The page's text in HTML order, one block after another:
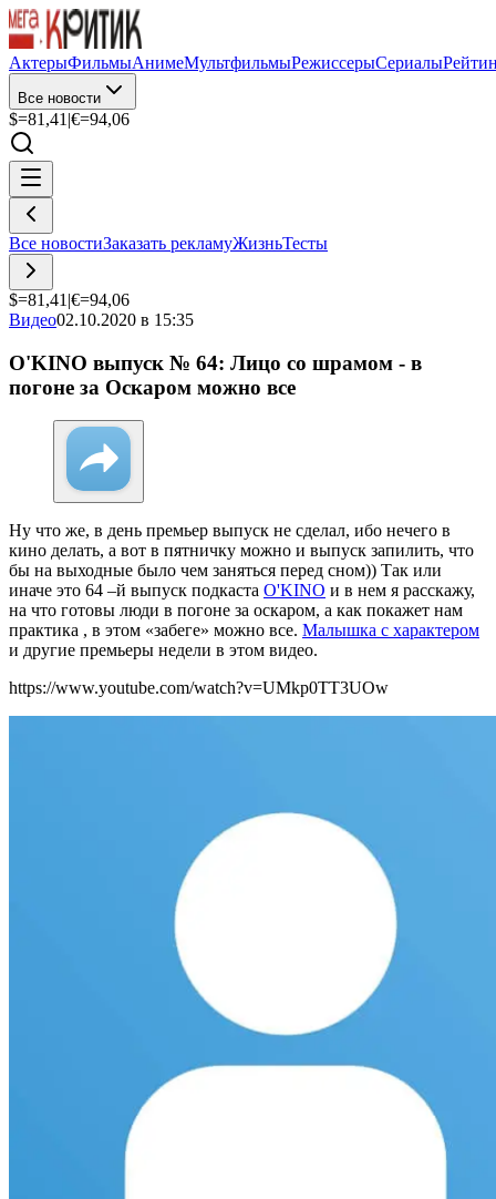
АктерыФильмыАнимеМультфильмыРежиссерыСериалы
Все новости
$=81,41 |€=94,06
Все новостиЗаказать рекламуЖизньТесты
$=81,41 |€=94,06
Видео02.10.2020 в 15:35
O'KINO выпуск № 64: Лицо со шрамом - в
погоне за Оскаром можно все
Ну что же, в день премьер выпуск не сделал, ибо нечего в
кино делать, а вот в пятничку можно и выпуск запилить, что
бы на выходные было чем заняться перед сном)) Так или
иначе это 64 –й выпуск подкаста O'KINO и в нем я расскажу,
на что готовы люди в погоне за оскаром, а как покажет нам
практика , в этом «забеге» можно все. Малышка с характером
и другие премьеры недели в этом видео.
https://www.youtube.com/watch?v=UMkp0TT3UOw